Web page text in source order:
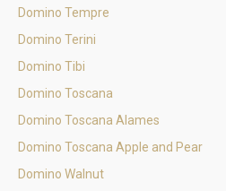
Domino Tempre
Domino Terini
Domino Tibi
Domino Toscana
Domino Toscana Alames
Domino Toscana Apple and Pear
Domino Walnut